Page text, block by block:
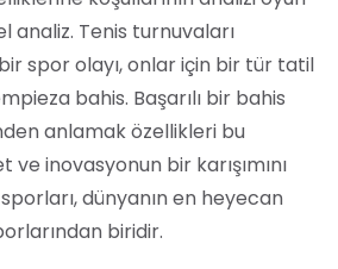
analiz. Tenis turnuvaları
spor olayı, onlar için bir tür tatil
bahis. Başarılı bir bahis
anlamak özellikleri bu
ve inovasyonun bir karışımını
dünyanın en heyecan
biridir.